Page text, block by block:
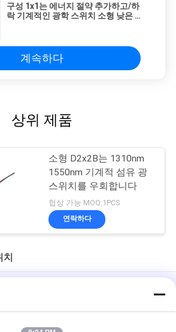
구성 1x1는 에너지 절약 추가하고/하
락 기계적인 광학 스위치 소형 낮은 누
계속하다
상위 제품
소형 D2x2B는 1310nm
1550nm 기계적 섬유 광
스위치를 우회합니다
협상 가능 MOQ:1PCS
연락하다
5V FSW 2x2F 기계식 SM 고품질 광 스위치
QSFP QSFP28 40 100G 80KM 듀얼 파이버